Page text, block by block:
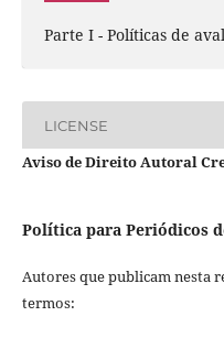
Parte I - Políticas de
LICENSE
Aviso de Direito Autoral
Política para Periódicos
Autores que publicam nesta
termos: